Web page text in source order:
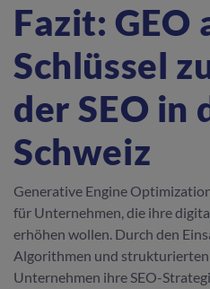
Fazit: GEO
Schlüssel
der SEO in
Schweiz
Generative Engine
für Unternehmen, die ihre
erhöhen wollen. Durch den
Algorithmen und
Unternehmen ihre SEO-